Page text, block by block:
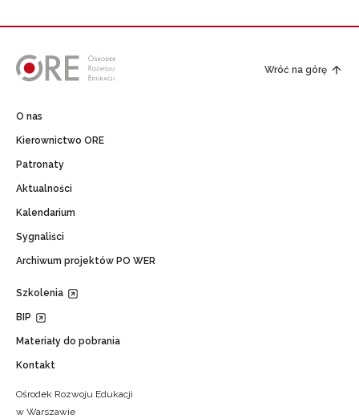
Wróć na górę
O nas
Kierownictwo ORE
Patronaty
Aktualności
Kalendarium
Sygnaliści
Archiwum projektów PO WER
Szkolenia
BIP
Materiały do pobrania
Kontakt
Ośrodek Rozwoju Edukacji
w Warszawie